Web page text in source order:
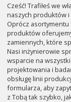
Cześć! Trafiłeś we
naszych produktów
Oprócz asortymentu
produktów
zamiennych, które
Nasi inżynierowie
wsparcie na
projektowania i
obsługę linii
formularza, aby
z Tobą tak szybko,